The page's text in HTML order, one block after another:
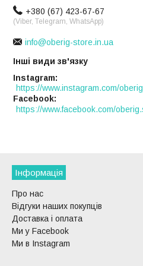
+380 (67) 423-67-67
(Viber, Telegram, WhatsApp)
info@oberig-store.in.ua
Інші види зв'язку
Instagram
https://www.instagram.com/
Facebook
https://www.facebook.com/
Інформація
Про нас
Відгуки наших покупців
Доставка і оплата
Ми у Facebook
Ми в Instagram